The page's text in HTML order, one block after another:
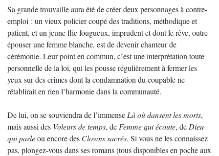
Sa grande trouvaille aura été de créer deux personnages à contre-
emploi : un vieux policier coupé des traditions, méthodique et
patient, et un jeune flic fougueux, imprudent et dont le rêve, outre
épouser une femme blanche, est de devenir chanteur de
cérémonie. Leur point en commun, c’est une interprétation toute
personnelle de la loi, qui les pousse régulièrement à fermer les
yeux sur des crimes dont la condamnation du coupable ne
rétablirait en rien l’harmonie dans la communauté.
De lui, on se souviendra de l’immense Là où dansent les morts,
mais aussi des Voleurs de temps, de Femme qui écoute, de Dieu
qui parleou encore des Clowns sacrés. Si vous ne les connaissez
pas, plongez-vous dans ses romans (tous disponibles en poche aux